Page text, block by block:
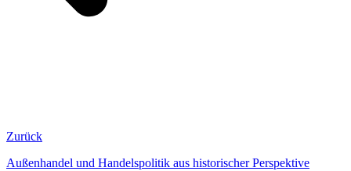
Zurück
Außenhandel und Handelspolitik aus historischer Perspektive